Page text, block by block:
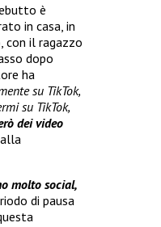
è
in casa, in
con il ragazzo
dopo
ha
su TikTok,
su TikTok,
dei video
molto social,
di pausa